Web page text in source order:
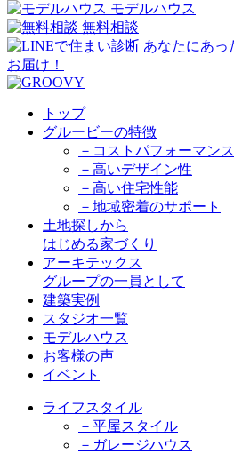
モデルハウス
無料相談
トップ
グルービーの特徴
－コストパフォーマンス
－高いデザイン性
－高い住宅性能
－地域密着のサポート
土地探しから
はじめる家づくり
アーキテックス
グループの一員として
建築実例
スタジオ一覧
モデルハウス
お客様の声
イベント
ライフスタイル
－平屋スタイル
－ガレージハウス